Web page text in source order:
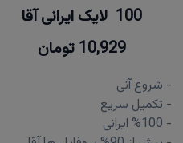
100 لایک ایرانی آقا
10,929 تومان
- شروع آنی
- تکمیل سریع
- %100 ایرانی